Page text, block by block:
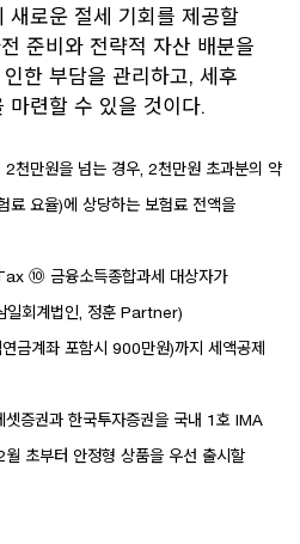
새로운 절세 기회를 제공할
준비와 전략적 자산 배분을
한 부담을 관리하고, 세후
마련할 수 있을 것이다.
천만원을 넘는 경우, 2천만원 초과분의 약
요율)에 상당하는 보험료 전액을
⑩ 금융소득종합과세 대상자가
일회계법인, 정훈 Partner)
금계좌 포함시 900만원)까지 세액공제
증권과 한국투자증권을 국내 1호 IMA
초부터 안정형 상품을 우선 출시할